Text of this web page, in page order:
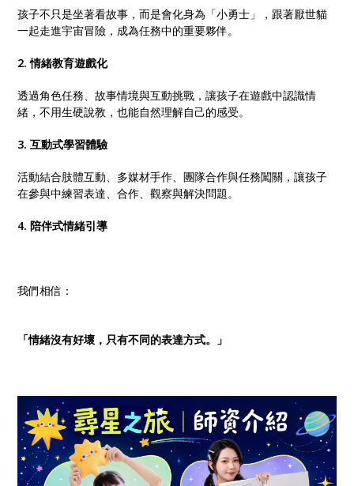
孩子不只是坐著看故事，而是會化身為「小勇士」，跟著厭世貓
一起走進宇宙冒險，成為任務中的重要夥伴。
2. 情緒教育遊戲化
透過角色任務、故事情境與互動挑戰，讓孩子在遊戲中認識情
緒，不用生硬說教，也能自然理解自己的感受。
3. 互動式學習體驗
活動結合肢體互動、多媒材手作、團隊合作與任務闖關，讓孩子
在參與中練習表達、合作、觀察與解決問題。
4. 陪伴式情緒引導
我們相信：
「情緒沒有好壞，只有不同的表達方式。」